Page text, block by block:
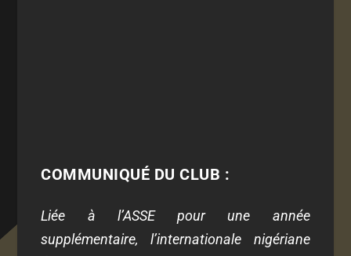
COMMUNIQUÉ DU CLUB :
Liée à l’ASSE pour une année
supplémentaire, l’internationale nigériane